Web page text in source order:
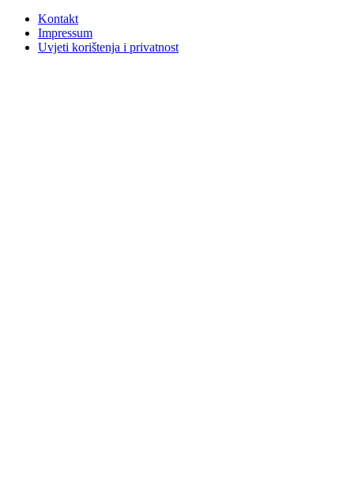
Kontakt
Impressum
Uvjeti korištenja i privatnost